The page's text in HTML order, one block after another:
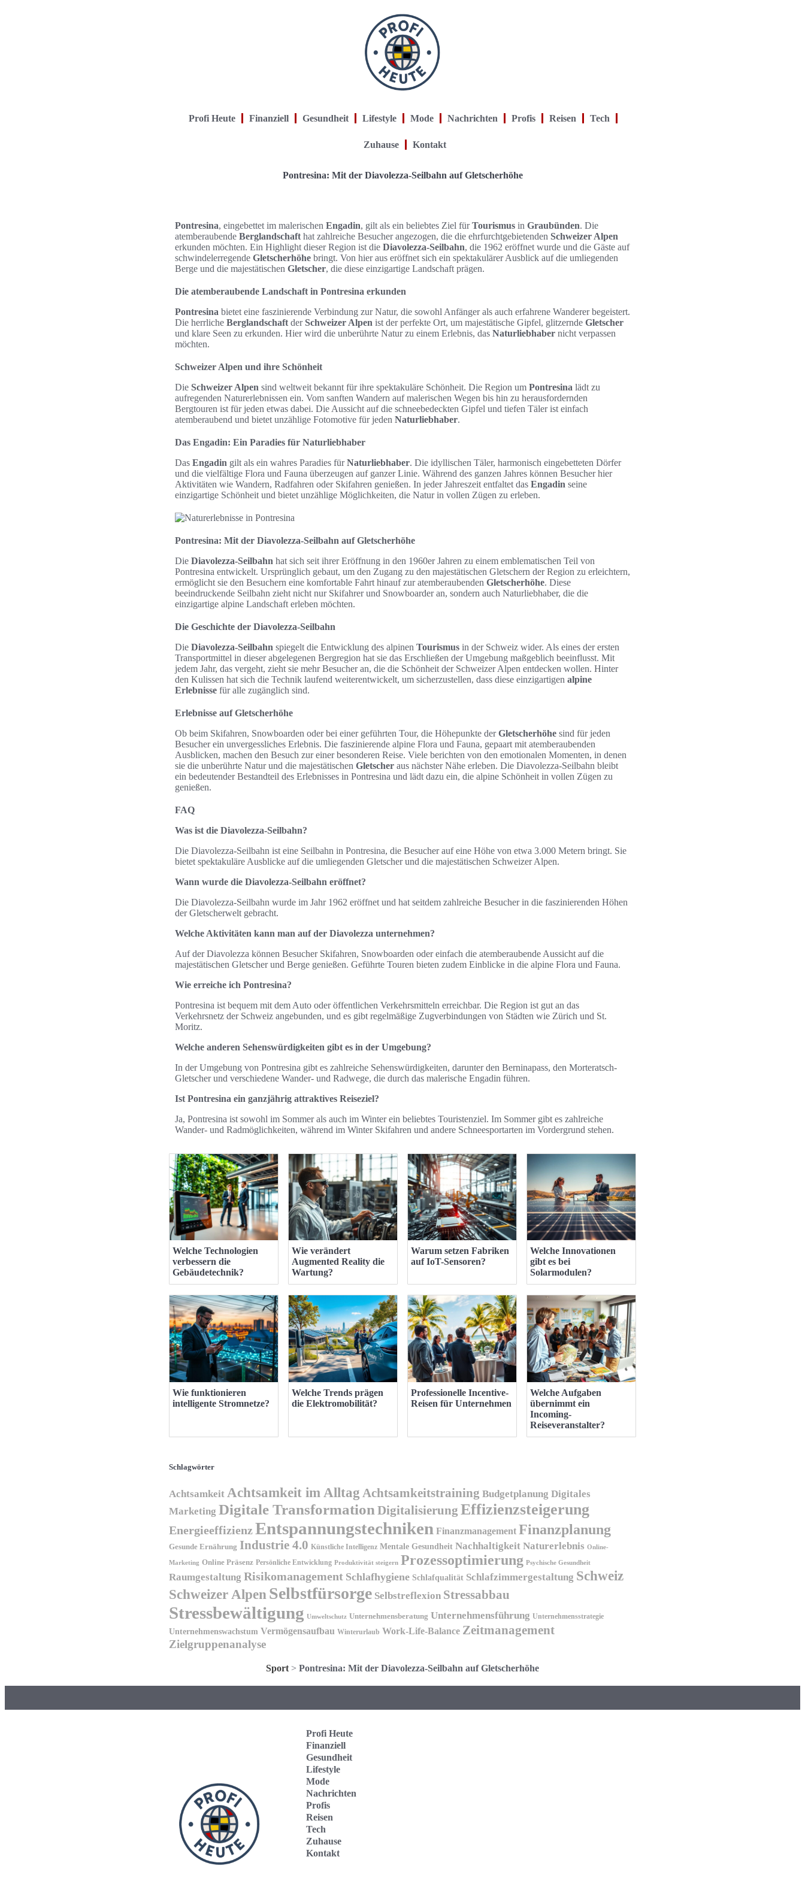
Profi Heute Finanziell Gesundheit Lifestyle Mode Nachrichten Profis Reisen Tech
Zuhause Kontakt
Pontresina: Mit der Diavolezza-Seilbahn auf Gletscherhöhe
Pontresina, eingebettet im malerischen Engadin, gilt als ein beliebtes Ziel fürTourismus in Graubünden. Die
atemberaubende Berglandschaft hat zahlreiche Besucher angezogen, die die ehrfurchtgebietenden Schweizer Alpen
erkunden möchten. Ein Highlight dieser Region ist die Diavolezza-Seilbahn, die 1962 eröffnet wurde und die Gäste auf
schwindelerregende Gletscherhöhe bringt. Von hier aus eröffnet sich ein spektakulärer Ausblick auf die umliegenden
Berge und die majestätischen Gletscher, die diese einzigartige Landschaft prägen.
Die atemberaubende Landschaft in Pontresina erkunden
Pontresina bietet eine faszinierende Verbindung zur Natur, die sowohl Anfänger als auch erfahrene Wanderer begeistert.
Die herrliche Berglandschaft derSchweizer Alpen ist der perfekte Ort, um majestätische Gipfel, glitzernde Gletscher
und klare Seen zu erkunden. Hier wird die unberührte Natur zu einem Erlebnis, das Naturliebhaber nicht verpassen
möchten.
Schweizer Alpen und ihre Schönheit
Die Schweizer Alpen sind weltweit bekannt für ihre spektakuläre Schönheit. Die Region um Pontresina lädt zu
aufregenden Naturerlebnissen ein. Vom sanften Wandern auf malerischen Wegen bis hin zu herausfordernden
Bergtouren ist für jeden etwas dabei. Die Aussicht auf die schneebedeckten Gipfel und tiefen Täler ist einfach
atemberaubend und bietet unzählige Fotomotive für jeden Naturliebhaber.
Das Engadin: Ein Paradies für Naturliebhaber
Das Engadin gilt als ein wahres Paradies fürNaturliebhaber. Die idyllischen Täler, harmonisch eingebetteten Dörfer
und die vielfältige Flora und Fauna überzeugen auf ganzer Linie. Während des ganzen Jahres können Besucher hier
Aktivitäten wie Wandern, Radfahren oder Skifahren genießen. In jeder Jahreszeit entfaltet das Engadin seine
einzigartige Schönheit und bietet unzählige Möglichkeiten, die Natur in vollen Zügen zu erleben.
Pontresina: Mit der Diavolezza-Seilbahn auf Gletscherhöhe
Die Diavolezza-Seilbahn hat sich seit ihrer Eröffnung in den 1960er Jahren zu einem emblematischen Teil von
Pontresina entwickelt. Ursprünglich gebaut, um den Zugang zu den majestätischen Gletschern der Region zu erleichtern,
ermöglicht sie den Besuchern eine komfortable Fahrt hinauf zur atemberaubenden Gletscherhöhe. Diese
beeindruckende Seilbahn zieht nicht nur Skifahrer und Snowboarder an, sondern auch Naturliebhaber, die die
einzigartige alpine Landschaft erleben möchten.
Die Geschichte der Diavolezza-Seilbahn
Die Diavolezza-Seilbahn spiegelt die Entwicklung des alpinen Tourismus in der Schweiz wider. Als eines der ersten
Transportmittel in dieser abgelegenen Bergregion hat sie das Erschließen der Umgebung maßgeblich beeinflusst. Mit
jedem Jahr, das vergeht, zieht sie mehr Besucher an, die die Schönheit der Schweizer Alpen entdecken wollen. Hinter
den Kulissen hat sich die Technik laufend weiterentwickelt, um sicherzustellen, dass diese einzigartigen alpine
Erlebnisse für alle zugänglich sind.
Erlebnisse auf Gletscherhöhe
Ob beim Skifahren, Snowboarden oder bei einer geführten Tour, die Höhepunkte derGletscherhöhe sind für jeden
Besucher ein unvergessliches Erlebnis. Die faszinierende alpine Flora und Fauna, gepaart mit atemberaubenden
Ausblicken, machen den Besuch zur einer besonderen Reise. Viele berichten von den emotionalen Momenten, in denen
sie die unberührte Natur und die majestätischen Gletscher aus nächster Nähe erleben. Die Diavolezza-Seilbahn bleibt
ein bedeutender Bestandteil des Erlebnisses in Pontresina und lädt dazu ein, die alpine Schönheit in vollen Zügen zu
genießen.
FAQ
Was ist die Diavolezza-Seilbahn?
Die Diavolezza-Seilbahn ist eine Seilbahn in Pontresina, die Besucher auf eine Höhe von etwa 3.000 Metern bringt. Sie
bietet spektakuläre Ausblicke auf die umliegenden Gletscher und die majestätischen Schweizer Alpen.
Wann wurde die Diavolezza-Seilbahn eröffnet?
Die Diavolezza-Seilbahn wurde im Jahr 1962 eröffnet und hat seitdem zahlreiche Besucher in die faszinierenden Höhen
der Gletscherwelt gebracht.
Welche Aktivitäten kann man auf der Diavolezza unternehmen?
Auf der Diavolezza können Besucher Skifahren, Snowboarden oder einfach die atemberaubende Aussicht auf die
majestätischen Gletscher und Berge genießen. Geführte Touren bieten zudem Einblicke in die alpine Flora und Fauna.
Wie erreiche ich Pontresina?
Pontresina ist bequem mit dem Auto oder öffentlichen Verkehrsmitteln erreichbar. Die Region ist gut an das
Verkehrsnetz der Schweiz angebunden, und es gibt regelmäßige Zugverbindungen von Städten wie Zürich und St.
Moritz.
Welche anderen Sehenswürdigkeiten gibt es in der Umgebung?
In der Umgebung von Pontresina gibt es zahlreiche Sehenswürdigkeiten, darunter den Berninapass, den Morteratsch-
Gletscher und verschiedene Wander- und Radwege, die durch das malerische Engadin führen.
Ist Pontresina ein ganzjährig attraktives Reiseziel?
Ja, Pontresina ist sowohl im Sommer als auch im Winter ein beliebtes Touristenziel. Im Sommer gibt es zahlreiche
Wander- und Radmöglichkeiten, während im Winter Skifahren und andere Schneesportarten im Vordergrund stehen.
Welche Technologien
verbessern die
Gebäudetechnik?
Wie verändert
Augmented Reality die
Wartung?
Warum setzen Fabriken
auf IoT-Sensoren?
Welche Innovationen
gibt es bei
Solarmodulen?
Wie funktionieren
intelligente Stromnetze?
Welche Trends prägen
die Elektromobilität?
Professionelle Incentive-
Reisen für Unternehmen
Welche Aufgaben
übernimmt ein
Incoming-
Reiseveranstalter?
Schlagwörter
Achtsamkeit Achtsamkeit im Alltag Achtsamkeitstraining Budgetplanung Digitales
Marketing Digitale Transformation Digitalisierung Effizienzsteigerung
EnergieeffizienzEntspannungstechniken Finanzmanagement Finanzplanung
Gesunde Ernährung Industrie 4.0 Künstliche Intelligenz Mentale Gesundheit Nachhaltigkeit Naturerlebnis Online-
Marketing Online Präsenz Persönliche Entwicklung Produktivität steigern Prozessoptimierung Psychische Gesundheit
Raumgestaltung Risikomanagement Schlafhygiene Schlafqualität Schlafzimmergestaltung Schweiz
Schweizer AlpenSelbstfürsorge Selbstreflexion Stressabbau
Stressbewältigung Umweltschutz Unternehmensberatung Unternehmensführung Unternehmensstrategie
Unternehmenswachstum Vermögensaufbau Winterurlaub Work-Life-Balance Zeitmanagement
Zielgruppenanalyse
Sport > Pontresina: Mit der Diavolezza-Seilbahn auf Gletscherhöhe
Profi Heute
Finanziell
Gesundheit
Lifestyle
Mode
Nachrichten
Profis
Reisen
Tech
Zuhause
Kontakt